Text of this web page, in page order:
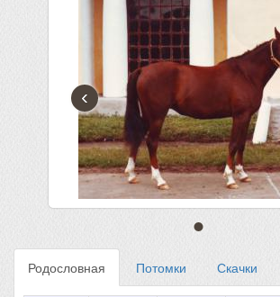
‹
Родословная Потомки Скачки